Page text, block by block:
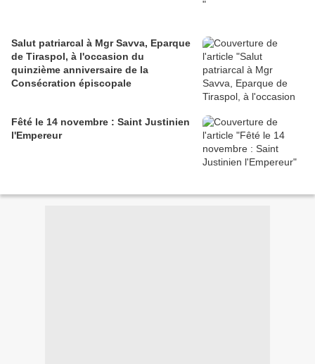
Salut patriarcal à Mgr Savva, Eparque
de Tiraspol, à l'occasion du
quinzième anniversaire de la
Consécration épiscopale
Fêté le 14 novembre : Saint Justinien
l'Empereur